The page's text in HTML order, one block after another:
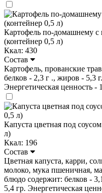
Картофель по-домашнему с
(контейнер 0,5 л)
Ккал: 430
Состав
Картофель, прованские
белков - 2,3 г ., жиров - 5,3
Энергетическая ценность -
Капуста цветная под
л)
Ккал: 196
Состав
Цветная капуста, карри,
молоко, мука пшеничная,
блюдо содержит: белков -
5,4 гр. Энергетическая